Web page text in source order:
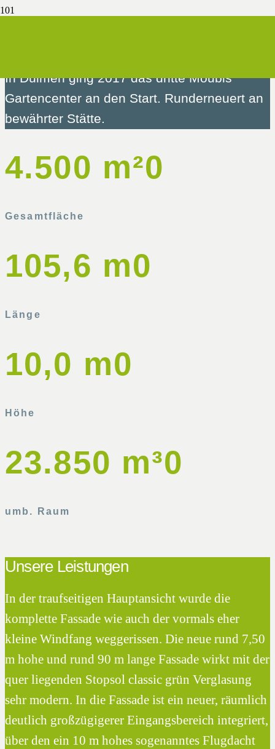
In Dülmen ging 2017 das dritte Moubis
Gartencenter an den Start. Runderneuert an
bewährter Stätte.
4.500 m²0
Gesamtfläche
105,6 m0
Länge
10,0 m0
Höhe
23.850 m³0
umb. Raum
Unsere Leistungen
In der traufseitigen Hauptansicht wurde die
komplette Fassade wie auch der vormals eher
kleine Windfang weggerissen. Die neue rund 7,50
m hohe und rund 90 m lange Fassade wirkt mit der
quer liegenden Stopsol classic grün Verglasung
sehr modern. In die Fassade ist ein neuer, räumlich
deutlich großzügigerer Eingangsbereich integriert,
über den ein 10 m hohes sogenanntes Flugdacht